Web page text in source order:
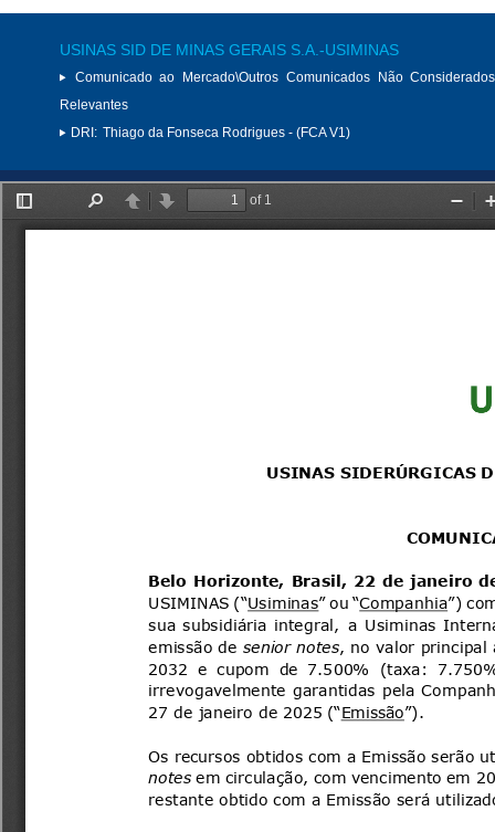
USINAS SID DE MINAS GERAIS S.A.-USIMINAS
Comunicado ao Mercado\Outros Comunicados Não
Relevantes
DRI: Thiago da Fonseca Rodrigues - (FCA V1)